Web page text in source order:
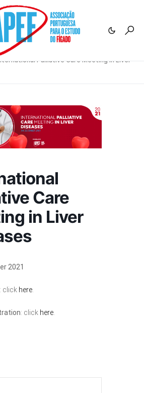
Palliative Care Meeting in Liver
Care
in Liver
2021
: click here
: click here